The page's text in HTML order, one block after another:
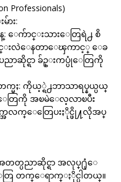
Professionals)
ား:
န္: ေက်ာင္းသားေတြရဲ႕ စိ
ာင္းလဲေနတာေၾကာင့္ ေခ
ညာဆိုင္ရာ ခ်ဥ္းကပ္ပုံေတြကို
မႈ: ကိုယ့္ရဲ႕ဘာသာရပ္နယ္ပယ္
ေတြကို အၿမဲေလ့လာၿပီး
လက္ေတြေပးႏိုင္ဖို႔လိုအပ္
အတတ္ပညာဆိုင္ရာ အလုပ္႐ုံေ
ေတြ တက္ေရာက္ႏိုင္ပါတယ္။